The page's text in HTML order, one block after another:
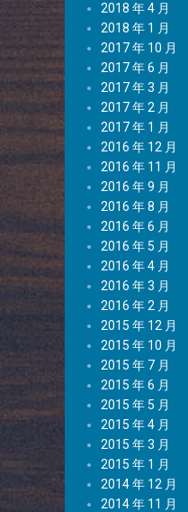
2018 年 4 月
2018 年 1 月
2017 年 10 月
2017 年 6 月
2017 年 3 月
2017 年 2 月
2017 年 1 月
2016 年 12 月
2016 年 11 月
2016 年 9 月
2016 年 8 月
2016 年 6 月
2016 年 5 月
2016 年 4 月
2016 年 3 月
2016 年 2 月
2015 年 12 月
2015 年 10 月
2015 年 7 月
2015 年 6 月
2015 年 5 月
2015 年 4 月
2015 年 3 月
2015 年 1 月
2014 年 12 月
2014 年 11 月